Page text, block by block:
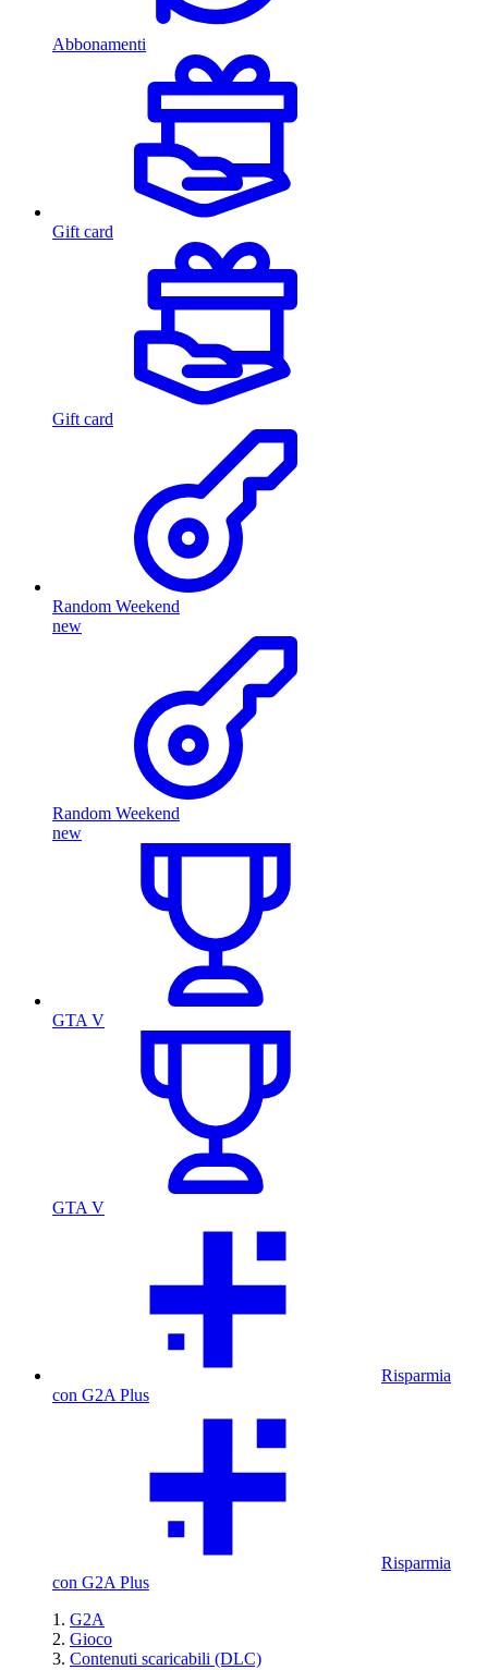
Abbonamenti
Gift card
Gift card
Random Weekend
new
Random Weekend
new
GTA V
GTA V
Risparmia
con G2A Plus
Risparmia
con G2A Plus
G2A
Gioco
Contenuti scaricabili (DLC)